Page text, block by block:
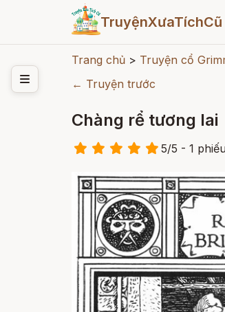
TruyệnXưaTíchCũ
Trang chủ > Truyện cổ
← Truyện trước
Chàng rể tương lai
5/5 - 1